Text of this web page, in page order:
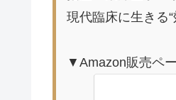
現代臨床に生きる
▼Amazon販売ペ